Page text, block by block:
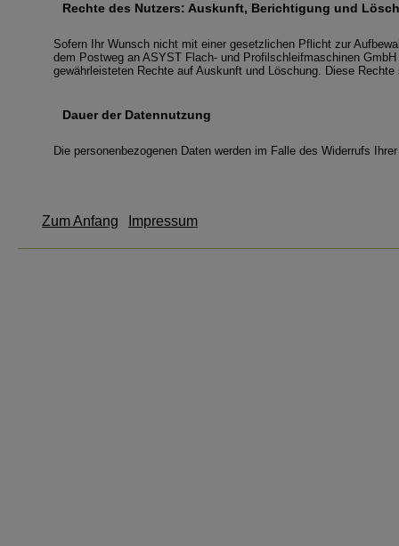
Rechte des Nutzers: Auskunft, Berichtigung und
Sofern Ihr Wunsch nicht mit einer gesetzlichen Pflicht zur
dem Postweg an ASYST Flach- und Profilschleifmaschinen
gewährleisteten Rechte auf Auskunft und Löschung. Diese
Dauer der Datennutzung
Die personenbezogenen Daten werden im Falle des Widerrufs
Zum Anfang Impressum